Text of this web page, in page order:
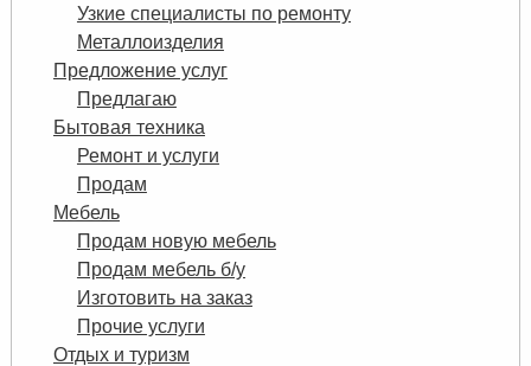
Узкие специалисты по ремонту
Металлоизделия
Предложение услуг
Предлагаю
Бытовая техника
Ремонт и услуги
Продам
Мебель
Продам новую мебель
Продам мебель б/у
Изготовить на заказ
Прочие услуги
Отдых и туризм